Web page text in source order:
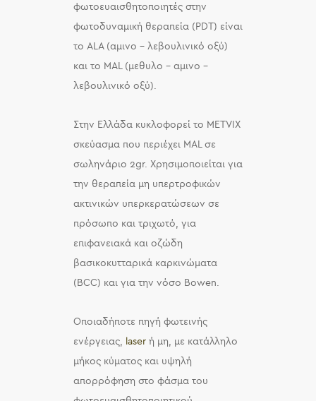
φωτοευαισθητοποιητές στην
φωτοδυναμική θεραπεία (PDT) είναι
το ALA (αμινο – λεβουλινικό οξύ)
και το MAL (μεθυλο – αμινο –
λεβουλινικό οξύ).
Στην Ελλάδα κυκλοφορεί το METVIX
σκεύασμα που περιέχει MAL σε
σωληνάριο 2gr. Χρησιμοποιείται για
την θεραπεία μη υπερτροφικών
ακτινικών υπερκερατώσεων σε
πρόσωπο και τριχωτό, για
επιφανειακά και οζώδη
βασικοκυτταρικά καρκινώματα
(BCC) και για την νόσο Bowen.
Οποιαδήποτε πηγή φωτεινής
ενέργειας, laser ή μη, με κατάλληλο
μήκος κύματος και υψηλή
απορρόφηση στο φάσμα του